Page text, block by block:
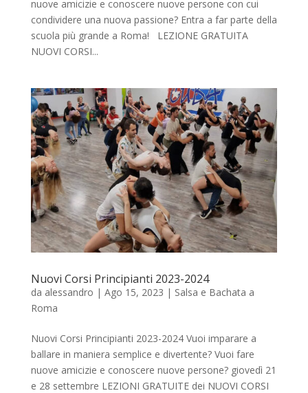
nuove amicizie e conoscere nuove persone con cui
condividere una nuova passione? Entra a far parte della
scuola più grande a Roma! LEZIONE GRATUITA
NUOVI CORSI...
Nuovi Corsi Principianti 2023-2024
da alessandro | Ago 15, 2023 | Salsa e Bachata a
Roma
Nuovi Corsi Principianti 2023-2024 Vuoi imparare a
ballare in maniera semplice e divertente? Vuoi fare
nuove amicizie e conoscere nuove persone? giovedì 21
e 28 settembre LEZIONI GRATUITE dei NUOVI CORSI